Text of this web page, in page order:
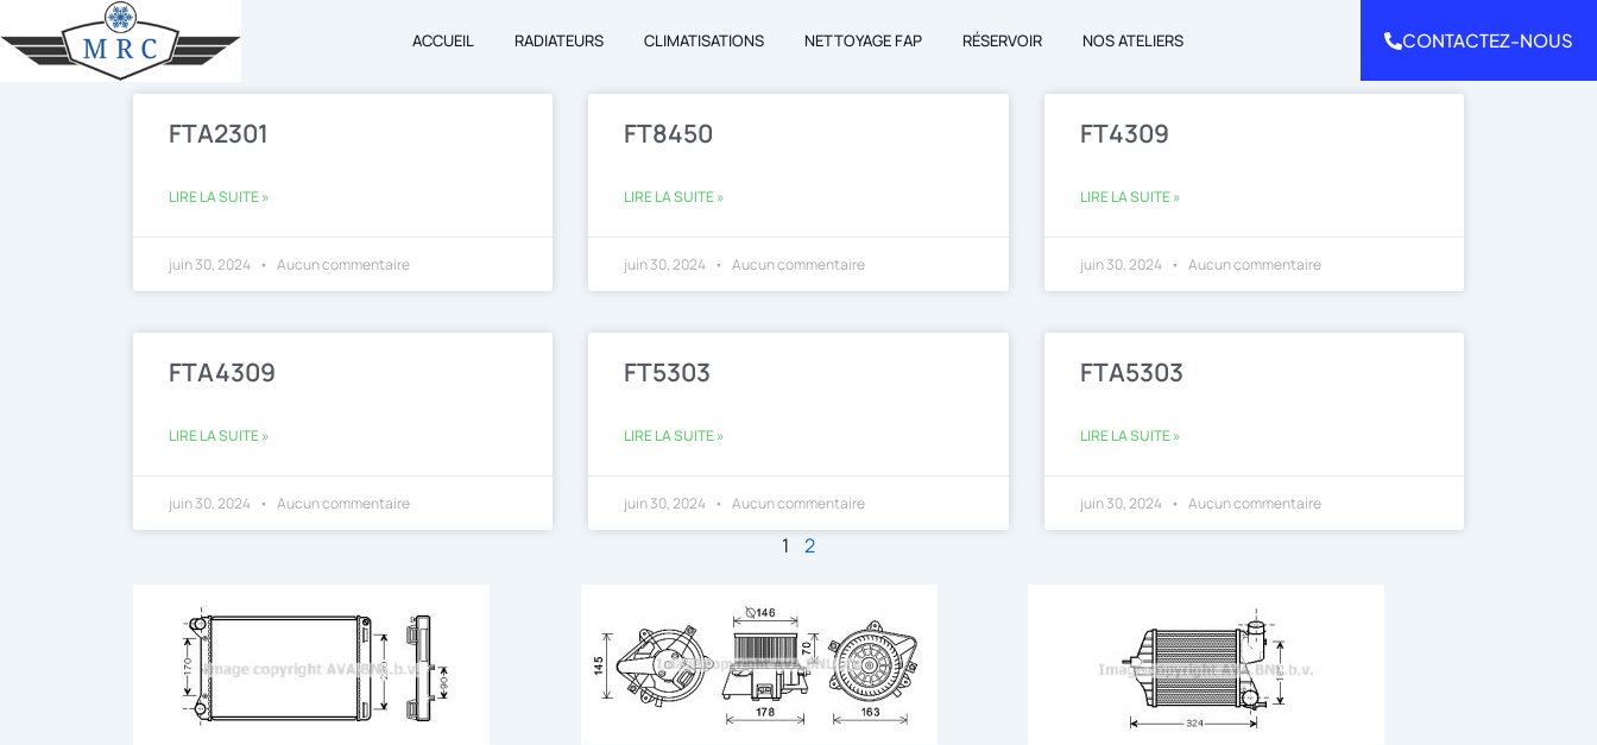
au
ACCUEIL RADIATEURS CLIMATISATIONS NETTOYAGE FAP RÉSERVOIR NOS ATELIERS CONTACTEZ-NOUS
FTA2301
LIRE LA SUITE »
juin 30, 2024 Aucun commentaire
FT8450
LIRE LA SUITE »
juin 30, 2024 Aucun commentaire
FT4309
LIRE LA SUITE »
juin 30, 2024 Aucun commentaire
FTA4309
LIRE LA SUITE »
juin 30, 2024 Aucun commentaire
FT5303
LIRE LA SUITE »
juin 30, 2024 Aucun commentaire
FTA5303
LIRE LA SUITE »
juin 30, 2024 Aucun commentaire
1 2